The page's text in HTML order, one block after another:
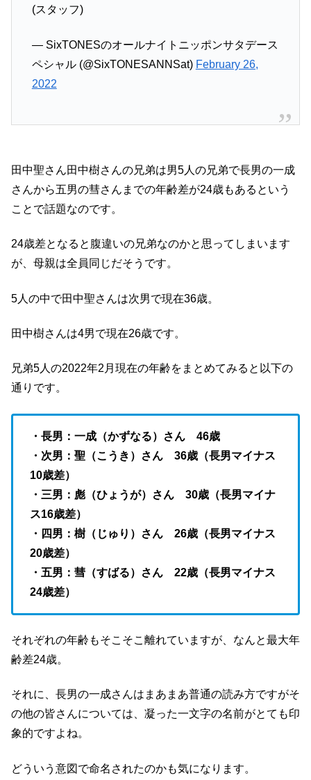
(スタッフ)
— SixTONESのオールナイトニッポンサタデース
ペシャル (@SixTONESANNSat) February 26,
2022
田中聖さん田中樹さんの兄弟は男5人の兄弟で長男の一成
さんから五男の彗さんまでの年齢差が24歳もあるという
ことで話題なのです。
24歳差となると腹違いの兄弟なのかと思ってしまいます
が、母親は全員同じだそうです。
5人の中で田中聖さんは次男で現在36歳。
田中樹さんは4男で現在26歳です。
兄弟5人の2022年2月現在の年齢をまとめてみると以下の
通りです。
・長男：一成（かずなる）さん 46歳
・次男：聖（こうき）さん 36歳（長男マイナス
10歳差）
・三男：彪（ひょうが）さん 30歳（長男マイナ
ス16歳差）
・四男：樹（じゅり）さん 26歳（長男マイナス
20歳差）
・五男：彗（すばる）さん 22歳（長男マイナス
24歳差）
それぞれの年齢もそこそこ離れていますが、なんと最大年
齢差24歳。
それに、長男の一成さんはまあまあ普通の読み方ですがそ
の他の皆さんについては、凝った一文字の名前がとても印
象的ですよね。
どういう意図で命名されたのかも気になります。